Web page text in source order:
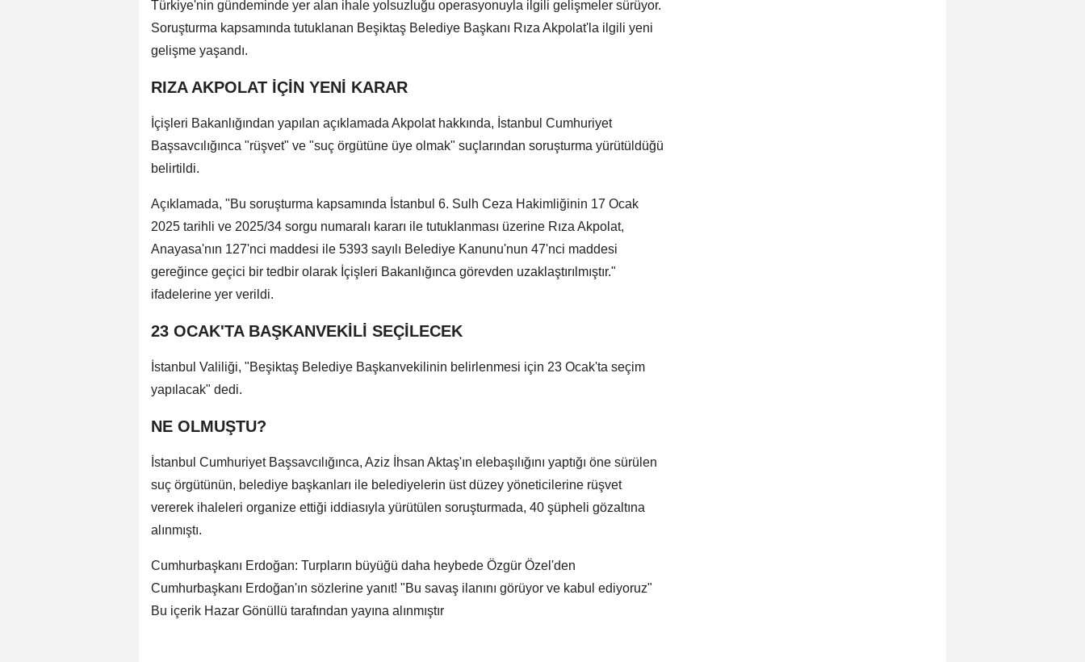
Türkiye'nin gündeminde yer alan ihale yolsuzluğu operasyonuyla ilgili gelişmeler sürüyor.
Soruşturma kapsamında tutuklanan Beşiktaş Belediye Başkanı Rıza Akpolat'la ilgili yeni
gelişme yaşandı.
RIZA AKPOLAT İÇİN YENİ KARAR
İçişleri Bakanlığından yapılan açıklamada Akpolat hakkında, İstanbul Cumhuriyet
Başsavcılığınca "rüşvet" ve "suç örgütüne üye olmak" suçlarından soruşturma yürütüldüğü
belirtildi.
Açıklamada, "Bu soruşturma kapsamında İstanbul 6. Sulh Ceza Hakimliğinin 17 Ocak
2025 tarihli ve 2025/34 sorgu numaralı kararı ile tutuklanması üzerine Rıza Akpolat,
Anayasa'nın 127'nci maddesi ile 5393 sayılı Belediye Kanunu'nun 47'nci maddesi
gereğince geçici bir tedbir olarak İçişleri Bakanlığınca görevden uzaklaştırılmıştır."
ifadelerine yer verildi.
23 OCAK'TA BAŞKANVEKİLİ SEÇİLECEK
İstanbul Valiliği, "Beşiktaş Belediye Başkanvekilinin belirlenmesi için 23 Ocak'ta seçim
yapılacak" dedi.
NE OLMUŞTU?
İstanbul Cumhuriyet Başsavcılığınca, Aziz İhsan Aktaş'ın elebaşılığını yaptığı öne sürülen
suç örgütünün, belediye başkanları ile belediyelerin üst düzey yöneticilerine rüşvet
vererek ihaleleri organize ettiği iddiasıyla yürütülen soruşturmada, 40 şüpheli gözaltına
alınmıştı.
Cumhurbaşkanı Erdoğan: Turpların büyüğü daha heybede Özgür Özel'den
Cumhurbaşkanı Erdoğan'ın sözlerine yanıt! "Bu savaş ilanını görüyor ve kabul ediyoruz"
Bu içerik Hazar Gönüllü tarafından yayına alınmıştır